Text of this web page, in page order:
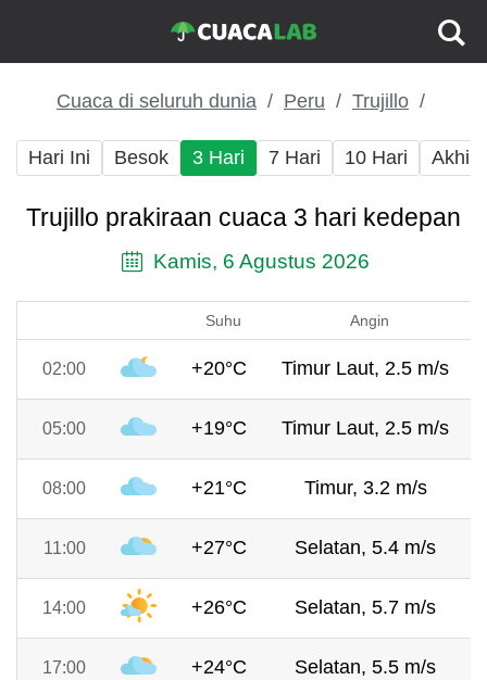
Cuaca di seluruh dunia Peru Trujillo
Hari Ini Besok 3 Hari 7 Hari 10 Hari Akhir
Trujillo prakiraan cuaca 3 hari kedepan
Kamis, 6 Agustus 2026
Suhu Angin
02:00 +20°C Timur Laut, 2.5 m/s
05:00 +19°C Timur Laut, 2.5 m/s
08:00 +21°C Timur, 3.2 m/s
11:00 +27°C Selatan, 5.4 m/s
14:00 +26°C Selatan, 5.7 m/s
17:00 +24°C Selatan, 5.5 m/s